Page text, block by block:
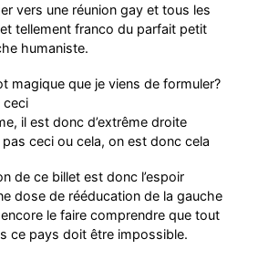
vers une réunion gay et tous les
tellement franco du parfait petit
humaniste.
magique que je viens de formuler?
ceci
il est donc d’extrême droite
ceci ou cela, on est donc cela
de ce billet est donc l’espoir
dose de rééducation de la gauche
le faire comprendre que tout
ce pays doit être impossible.